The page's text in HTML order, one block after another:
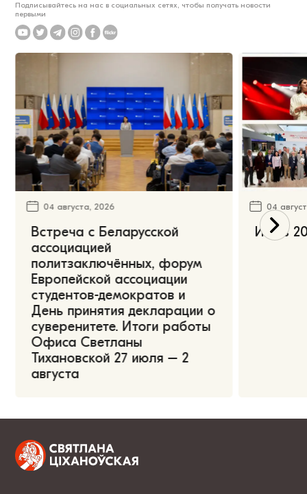
Подписывайтесь на нас в социальных сетях, чтобы получать новости
первыми
04 августа, 2026
Встреча с Беларусской
ассоциацией
политзаключённых, форум
Европейской ассоциации
студентов-демократов и
День принятия декларации о
суверенитете. Итоги работы
Офиса Светланы
Тихановской 27 июля – 2
августа
04
Июль